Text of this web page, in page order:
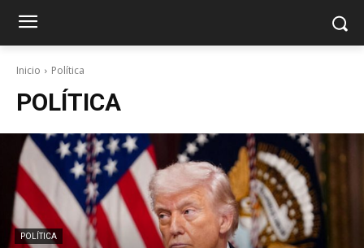
Inicio Política
POLÍTICA
POLÍTICA